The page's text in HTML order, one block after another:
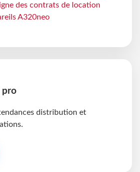
des contrats de location
A320neo
pro
distribution et